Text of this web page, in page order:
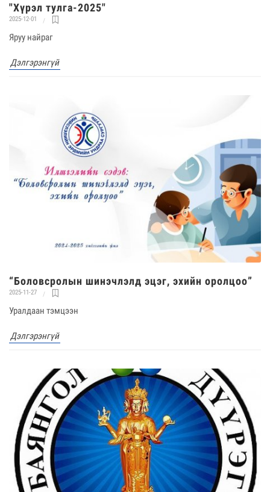
"Хүрэл тулга-2025"
2025-12-01
Яруу найраг
Дэлгэрэнгүй
“Боловсролын шинэчлэлд эцэг, эхийн оролцоо”
2025-11-27
Уралдаан тэмцээн
Дэлгэрэнгүй